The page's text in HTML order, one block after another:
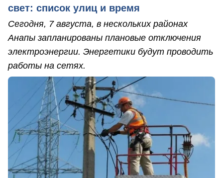
свет: список улиц и время
Сегодня, 7 августа, в нескольких районах
Анапы запланированы плановые отключения
электроэнергии. Энергетики будут проводить
работы на сетях.